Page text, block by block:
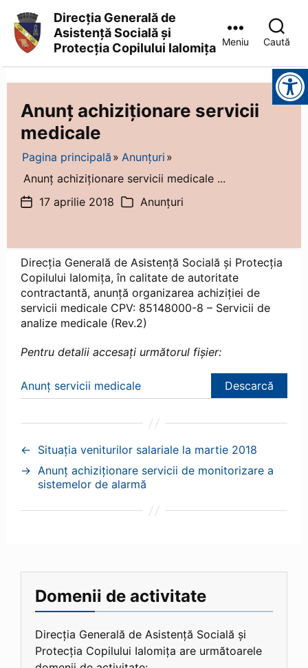
Asistență
Socială
și
Protecția
Copilului
Direcția Generală de
Asistență Socială și
Protecția Copilului Ialomița
Meniu Caută
Instrumente pentru accesibilitate
Anunț achiziționare servicii
medicale
Pagina principală
Anunțuri
Anunț achiziționare servicii medicale ...
Dată17 aprilie 2018 Categorii
Anunțuri
Direcția Generală de Asistență Socială și Protecția
Copilului Ialomița, în calitate de autoritate
contractantă, anunță organizarea achiziției de
servicii medicale CPV: 85148000-8 – Servicii de
analize medicale (Rev.2)
Pentru detalii accesați următorul fișier:
Anunț servicii medicale Descarcă
← Situația veniturilor salariale la martie 2018
→ Anunț achiziționare servicii de monitorizare a
sistemelor de alarmă
Domenii de activitate
Direcția Generală de Asistență Socială și
Protecția Copilului Ialomița are următoarele